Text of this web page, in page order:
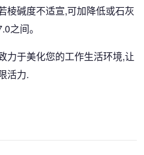
棱碱度不适宣,可加降低或石灰
之间。
于美化您的工作生活环境,让
活力.